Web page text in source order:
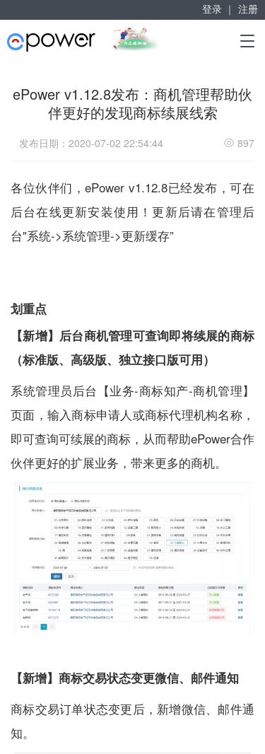
T
l
a
g
a
t
赋能“大众创业”
掘金万亿企业服务市场！
登录 ｜ 注册
ePower v1.12.8发布：商机管理帮助伙
伴更好的发现商标续展线索
发布日期：2020-07-02 22:54:44 897
各位伙伴们，ePower v1.12.8已经发布，可在
后台在线更新安装使用！更新后请在管理后
台"系统->系统管理->更新缓存”
划重点
【新增】后台商机管理可查询即将续展的商标
（标准版、高级版、独立接口版可用）
系统管理员后台【业务-商标知产-商机管理】
页面，输入商标申请人或商标代理机构名称，
即可查询可续展的商标，从而帮助ePower合作
伙伴更好的扩展业务，带来更多的商机。
【新增】商标交易状态变更微信、邮件通知
商标交易订单状态变更后，新增微信、邮件通
知。